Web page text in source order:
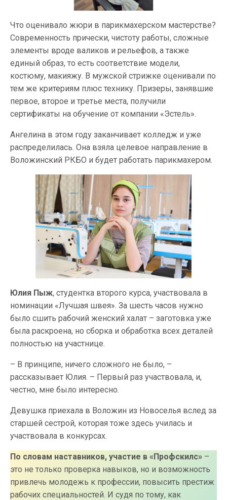
Что оценивало жюри в парикмахерском мастерстве?
Современность прически, чистоту работы, сложные
элементы вроде валиков и рельефов, а также
единый образ, то есть соответствие модели,
костюму, макияжу. В мужской стрижке оценивали по
тем же критериям плюс технику. Призеры, занявшие
первое, второе и третье места, получили
сертификаты на обучение от компании «Эстель».
Ангелина в этом году заканчивает колледж и уже
распределилась. Она взяла целевое направление в
Воложинский РКБО и будет работать парикмахером.
Юлия Пыж, студентка второго курса, участвовала в
номинации «Лучшая швея». За шесть часов нужно
было сшить рабочий женский халат – заготовка уже
была раскроена, но сборка и обработка всех деталей
полностью на участнице.
– В принципе, ничего сложного не было, –
рассказывает Юлия. – Первый раз участвовала, и,
честно, мне было интересно.
Девушка приехала в Воложин из Новоселья вслед за
старшей сестрой, которая тоже здесь училась и
участвовала в конкурсах.
По словам наставников, участие в «Профскилс» –
это не только проверка навыков, но и возможность
привлечь молодежь к профессии, повысить престиж
рабочих специальностей. И судя по тому, как